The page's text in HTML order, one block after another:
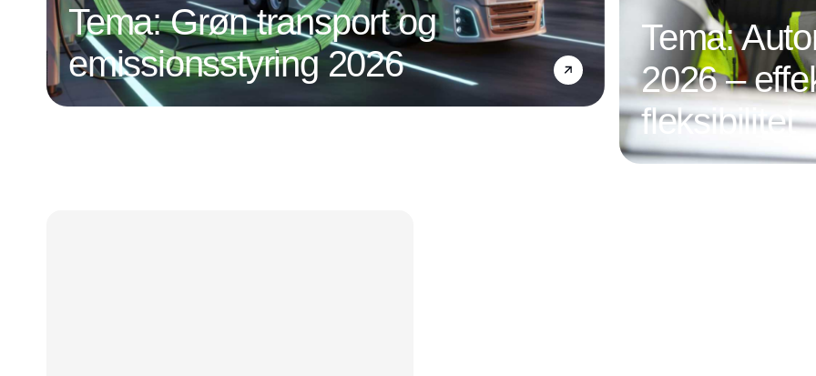
Tema: Grøn transport og
emissionsstyring 2026
Tema:
2026 –
fleksibilitet